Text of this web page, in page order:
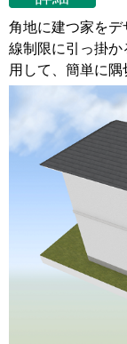
角地に建つ家を
線制限に引っ掛か
用して、簡単に隅